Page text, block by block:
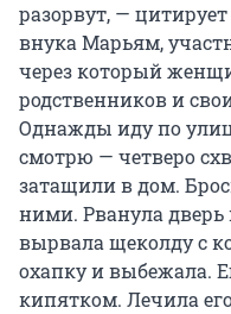
разорвут, —
внука Марьям,
через который
родственников и
Однажды иду по
смотрю — четверо
затащили в дом.
ними. Рванула дверь
вырвала щеколду с
охапку и выбежала.
кипятком. Лечила